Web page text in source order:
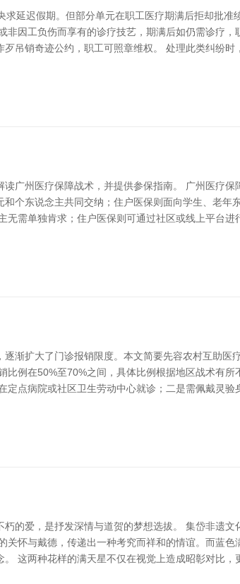
延迟假期。但部分单元在职工医疗期满后拒却批准
因工负伤而享有的诊疗技艺，期满后如仍需诊疗，
吊销奇迹公约，职工可照章维权。 处理此类纠纷时
广州医疗保障战术，并提供参保指南。 广州医疗保
个东说念主共同交纳；住户医保则面向学生、老年
需单独肯求；住户医保则可通过社区或线上平台进
渐扩大了门诊报销限度。本文简要先容农村互助医
例在50%至70%之间，具体比例根据地区战术有所
点病院或社区卫生劳动中心就诊；二是需佩戴灵验
的爱，是抒发深情与道贺的梦想选拔。 集岱非遗文
怀与戴德，传递出一种考究而祥和的情谊。而蓝色
这两种花样的满天星不仅在视觉上造成昭彰对比，